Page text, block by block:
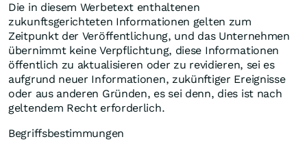
Die in diesem Werbetext enthaltenen
zukunftsgerichteten Informationen gelten zum
Zeitpunkt der Veröffentlichung, und das Unternehmen
übernimmt keine Verpflichtung, diese Informationen
öffentlich zu aktualisieren oder zu revidieren, sei es
aufgrund neuer Informationen, zukünftiger Ereignisse
oder aus anderen Gründen, es sei denn, dies ist nach
geltendem Recht erforderlich.
Begriffsbestimmungen